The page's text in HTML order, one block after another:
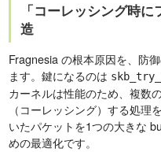
「コーレッシング時
造
Fragnesia の根本原因を、防
ます。鍵になるのは
カーネルは性能のため、複数
（コーレッシング）する処
いたパケットを1つの大きな
めの最適化です。